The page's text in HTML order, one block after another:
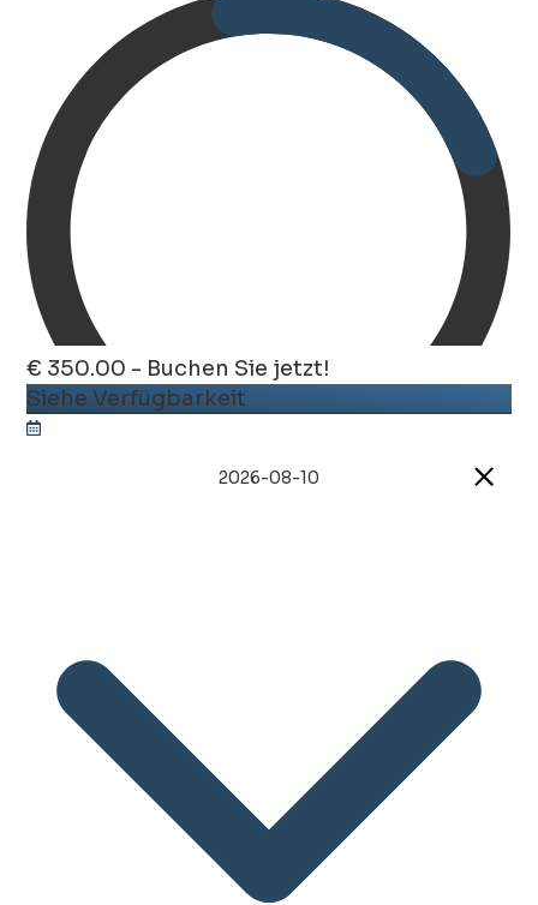
€ 350.00 - Buchen Sie jetzt!
Siehe Verfügbarkeit
2026-08-10